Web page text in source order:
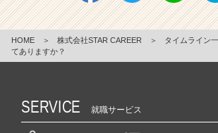
HOME ＞ 株式会社STAR CAREER ＞ タイムライン
てありますか？
SERVICE 就職サービス